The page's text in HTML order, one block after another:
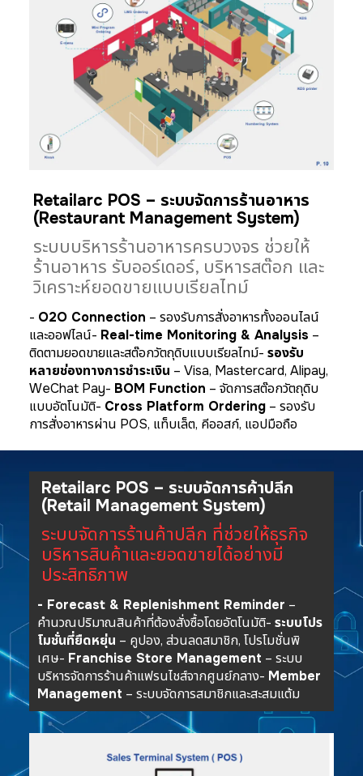
Retailarc POS – ระบบจัดการร้านอาหาร
(Restaurant Management System)
ระบบบริหารร้านอาหารครบวงจร ช่วยให้
ร้านอาหาร รับออร์เดอร์, บริหารสต๊อก และ
วิเคราะห์ยอดขายแบบเรียลไทม์
- O2O Connection – รองรับการสั่งอาหารทั้งออนไลน์
และออฟไลน์- Real-time Monitoring & Analysis –
ติดตามยอดขายและสต๊อกวัตถุดิบแบบเรียลไทม์- รองรับ
หลายช่องทางการชำระเงิน – Visa, Mastercard, Alipay,
WeChat Pay- BOM Function – จัดการสต๊อกวัตถุดิบ
แบบอัตโนมัติ- Cross Platform Ordering – รองรับ
การสั่งอาหารผ่าน POS, แท็บเล็ต, คีออสก์, แอปมือถือ
Retailarc POS – ระบบจัดการค้าปลีก
(Retail Management System)
ระบบจัดการร้านค้าปลีก ที่ช่วยให้ธุรกิจ
บริหารสินค้าและยอดขายได้อย่างมี
ประสิทธิภาพ
- Forecast & Replenishment Reminder –
คำนวณปริมาณสินค้าที่ต้องสั่งซื้อโดยอัตโนมัติ- ระบบโปร
โมชั่นที่ยืดหยุ่น – คูปอง, ส่วนลดสมาชิก, โปรโมชั่นพิ
เศษ- Franchise Store Management – ระบบ
บริหารจัดการร้านค้าแฟรนไชส์จากศูนย์กลาง- Member
Management – ระบบจัดการสมาชิกและสะสมแต้ม